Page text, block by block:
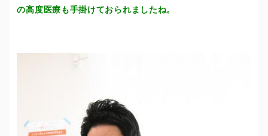
の高度医療も手掛けておられましたね。